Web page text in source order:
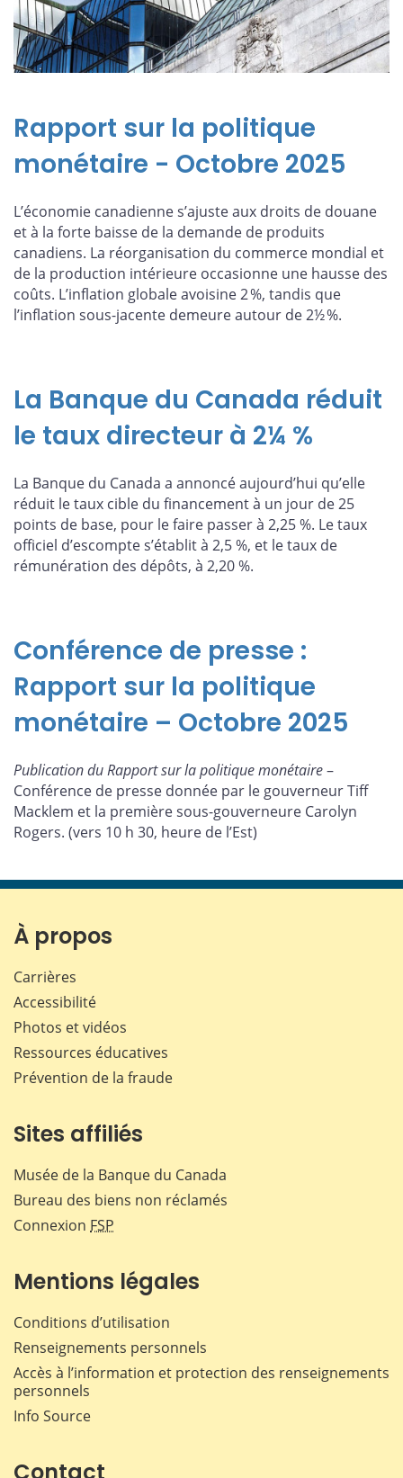
Rapport sur la politique
monétaire - Octobre 2025
L’économie canadienne s’ajuste aux droits de douane
et à la forte baisse de la demande de produits
canadiens. La réorganisation du commerce mondial et
de la production intérieure occasionne une hausse des
coûts. L’inflation globale avoisine 2 %, tandis que
l’inflation sous-jacente demeure autour de 2½ %.
La Banque du Canada réduit
le taux directeur à 2¼ %
La Banque du Canada a annoncé aujourd’hui qu’elle
réduit le taux cible du financement à un jour de 25
points de base, pour le faire passer à 2,25 %. Le taux
officiel d’escompte s’établit à 2,5 %, et le taux de
rémunération des dépôts, à 2,20 %.
Conférence de presse :
Rapport sur la politique
monétaire – Octobre 2025
Publication du Rapport sur la politique monétaire–
Conférence de presse donnée par le gouverneur Tiff
Macklem et la première sous-gouverneure Carolyn
Rogers. (vers 10 h 30, heure de l’Est)
À propos
Carrières
Accessibilité
Photos et vidéos
Ressources éducatives
Prévention de la fraude
Sites affiliés
Musée de la Banque du Canada
Bureau des biens non réclamés
Connexion FSP
Mentions légales
Conditions d’utilisation
Renseignements personnels
Accès à l’information et protection des renseignements
personnels
Info Source